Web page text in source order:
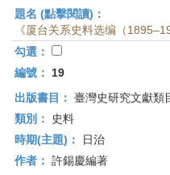
題名 (點擊閱讀)：
《厦台关系史料选编（
勾選：
編號：
19
出版書目： 臺灣史研究文獻類
類別：
史料
時期(主題)：
日治
作者： 許錫慶編著